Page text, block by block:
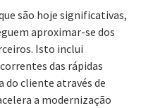
são hoje significativas,
aproximar-se dos
Isto inclui
das rápidas
do cliente através de
a modernização